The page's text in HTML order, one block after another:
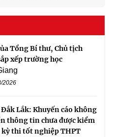
Tổng Bí thư, Chủ tịch
xếp trường học
2026
Đắk Lắk: Khuyến cáo không
thông tin chưa được kiểm
kỳ thi tốt nghiệp THPT